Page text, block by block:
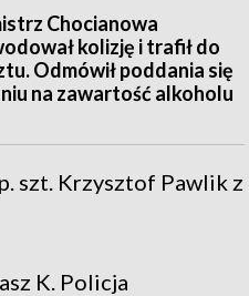
Chocianowa
kolizję i trafił do
Odmówił poddania się
na zawartość alkoholu
szt. Krzysztof Pawlik z
K. Policja